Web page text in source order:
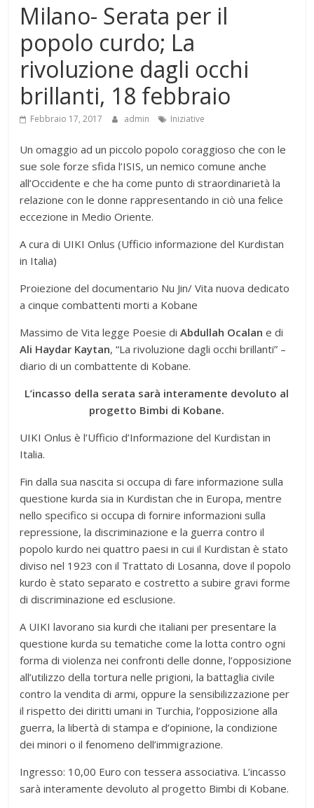
Milano- Serata per il
popolo curdo; La
rivoluzione dagli occhi
brillanti, 18 febbraio
Febbraio 17, 2017 admin Iniziative
Un omaggio ad un piccolo popolo coraggioso che con le
sue sole forze sfida l’ISIS, un nemico comune anche
all’Occidente e che ha come punto di straordinarietà la
relazione con le donne rappresentando in ciò una felice
eccezione in Medio Oriente.
A cura di UIKI Onlus (Ufficio informazione del Kurdistan
in Italia)
Proiezione del documentario Nu Jin/ Vita nuova dedicato
a cinque combattenti morti a Kobane
Massimo de Vita legge Poesie diAbdullah Ocalan e di
Ali Haydar Kaytan, “La rivoluzione dagli occhi brillanti” –
diario di un combattente di Kobane.
L’incasso della serata sarà interamente devoluto al
progetto Bimbi di Kobane.
UIKI Onlus è l’Ufficio d’Informazione del Kurdistan in
Italia.
Fin dalla sua nascita si occupa di fare informazione sulla
questione kurda sia in Kurdistan che in Europa, mentre
nello specifico si occupa di fornire informazioni sulla
repressione, la discriminazione e la guerra contro il
popolo kurdo nei quattro paesi in cui il Kurdistan è stato
diviso nel 1923 con il Trattato di Losanna, dove il popolo
kurdo è stato separato e costretto a subire gravi forme
di discriminazione ed esclusione.
A UIKI lavorano sia kurdi che italiani per presentare la
questione kurda su tematiche come la lotta contro ogni
forma di violenza nei confronti delle donne, l’opposizione
all’utilizzo della tortura nelle prigioni, la battaglia civile
contro la vendita di armi, oppure la sensibilizzazione per
il rispetto dei diritti umani in Turchia, l’opposizione alla
guerra, la libertà di stampa e d’opinione, la condizione
dei minori o il fenomeno dell’immigrazione.
Ingresso: 10,00 Euro con tessera associativa. L’incasso
sarà interamente devoluto al progetto Bimbi di Kobane.